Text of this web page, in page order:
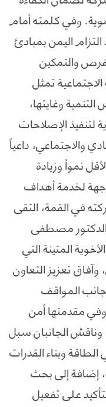
وفي كلمته أمام
اليمن بمبادئ
والتمكين
تمثل
وغايتها،
لتنفيذ الإصلاحات
والاجتماعي، داعياً
نمواً وزيادة
لخدمة أهداف
في القمة، التقى
الدكتور مصطفى
المتينة التي
تعزيز التعاون
المواقف
وفي مقدمتها أمن
الجانبان سبل
وبناء القدرات
إضافة إلى بحث
على تفعيل